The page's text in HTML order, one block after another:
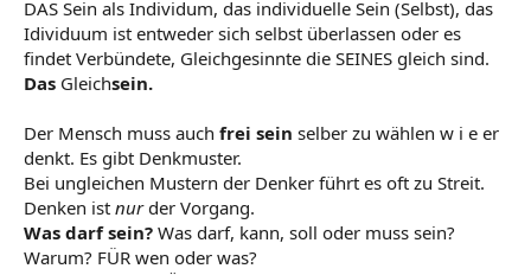
DAS Sein als Individum, das individuelle Sein (Selbst), das
Idividuum ist entweder sich selbst überlassen oder es
findet Verbündete, Gleichgesinnte die SEINES gleich sind.
Das Gleichsein.
Der Mensch muss auch frei sein selber zu wählen w i e er
denkt. Es gibt Denkmuster.
Bei ungleichen Mustern der Denker führt es oft zu Streit.
Denken ist nurder Vorgang.
Was darf sein? Was darf, kann, soll oder muss sein?
Warum? FÜR wen oder was?